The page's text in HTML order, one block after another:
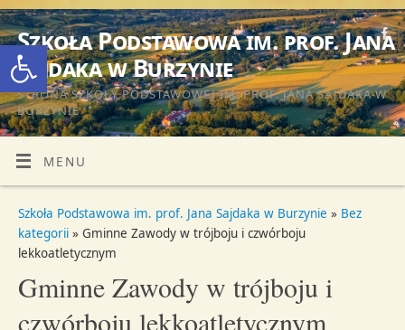
Otwórz pasek narzędzi
Szkoła Podstawowa im. prof. Jana
Sajdaka w Burzynie
STRONA SZKOŁY PODSTAWOWEJ IM. PROF. JANA SAJDAKA W
BURZYNIE
MENU
Szkoła Podstawowa im. prof. Jana Sajdaka w Burzynie » Bez
kategorii » Gminne Zawody w trójboju i czwórboju
lekkoatletycznym
Gminne Zawody w trójboju i
czwórboju lekkoatletycznym